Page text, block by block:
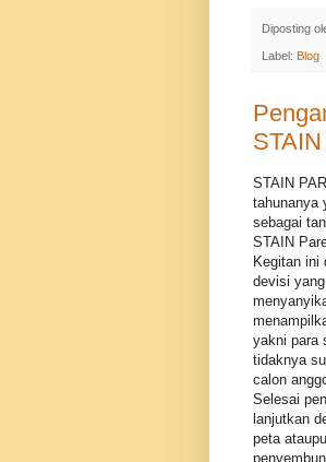
Diposting
Label: Blog
STAIN
tahunanya
sebagai
STAIN
Kegitan ini
devisi
yakni para
tidaknya
calon
Selesai
lanjutkan
peta